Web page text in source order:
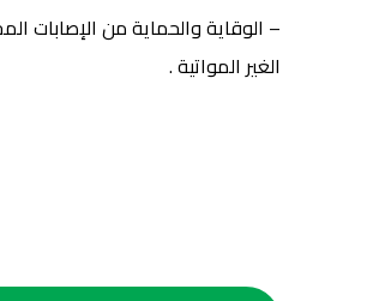
– الوقاية والحماية من الإصابات
الغير المواتية .